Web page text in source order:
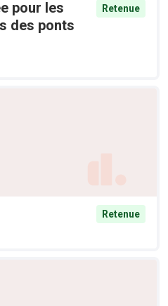
pour les
des ponts
Retenue
Retenue